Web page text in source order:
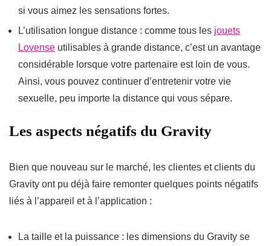
si vous aimez les sensations fortes.
L’utilisation longue distance : comme tous les jouets
Lovense utilisables à grande distance, c’est un avantage
considérable lorsque votre partenaire est loin de vous.
Ainsi, vous pouvez continuer d’entretenir votre vie
sexuelle, peu importe la distance qui vous sépare.
Les aspects négatifs du Gravity
Bien que nouveau sur le marché, les clientes et clients du
Gravity ont pu déjà faire remonter quelques points négatifs
liés à l’appareil et à l’application :
La taille et la puissance : les dimensions du Gravity se